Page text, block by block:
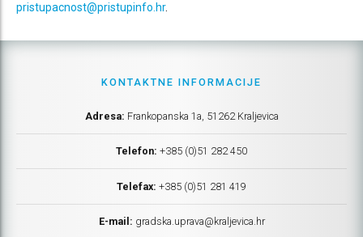
pristupacnost@pristupinfo.hr.
KONTAKTNE INFORMACIJE
Adresa: Frankopanska 1a, 51262 Kraljevica
Telefon: +385 (0)51 282 450
Telefax: +385 (0)51 281 419
E-mail: gradska.uprava@kraljevica.hr